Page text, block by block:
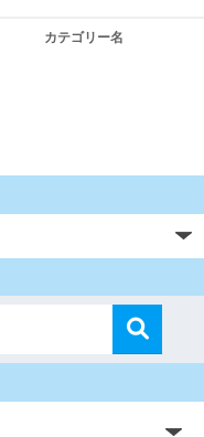
カテゴリー名